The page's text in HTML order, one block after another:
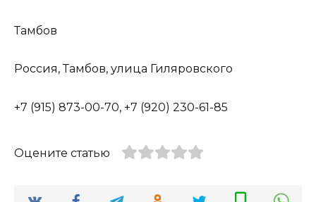
Тамбов
Россия, Тамбов, улица Гиляровского
+7 (915) 873-00-70, +7 (920) 230-61-85
Оцените статью